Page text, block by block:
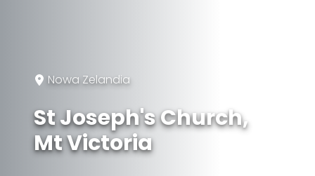
Nowa Zelandia
St Joseph's Church,
Mt Victoria